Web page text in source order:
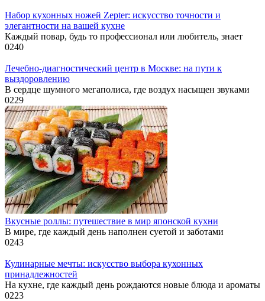
Набор кухонных ножей Zepter: искусство точности и
элегантности на вашей кухне
Каждый повар, будь то профессионал или любитель, знает
0240
Лечебно-диагностический центр в Москве: на пути к
выздоровлению
В сердце шумного мегаполиса, где воздух насыщен звуками
0229
Вкусные роллы: путешествие в мир японской кухни
В мире, где каждый день наполнен суетой и заботами
0243
Кулинарные мечты: искусство выбора кухонных
принадлежностей
На кухне, где каждый день рождаются новые блюда и ароматы
0223